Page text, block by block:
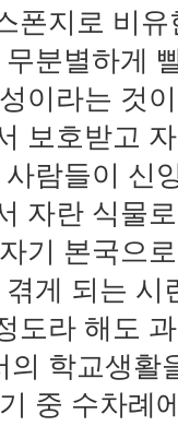
폰지로 비
분별하게
이라는 것
보호받고
람들이 신
자란 식물
기 본국으
게 되는 시
도라 해도
의 학교생활
중 수차례